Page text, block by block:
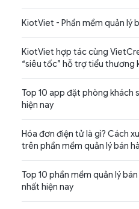
KiotViet - Phần mềm quản lý
KiotViet hợp tác cùng
“siêu tốc” hỗ trợ tiểu thương
Top 10 app đặt phòng khách
hiện nay
Hóa đơn điện tử là gì? Cách
trên phần mềm quản lý bán
Top 10 phần mềm quản lý
nhất hiện nay